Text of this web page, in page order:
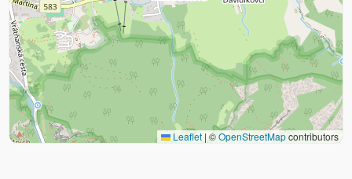
Leaflet | ©OpenStreetMapcontributors